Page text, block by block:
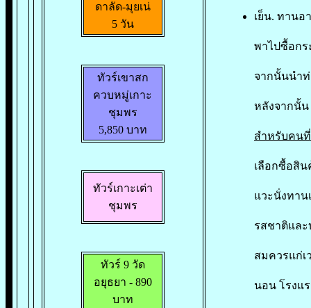
ดาลัด-มุยเน่
5 วัน
ทัวร์เขาสก
ควบหมู่เกาะ
ชุมพร
5,850 บาท
ทัวร์เกาะเต่า
ชุมพร
ทัวร์ 9 วัด
อยุธยา - 890
บาท
เย็น. ทานอ
พาไปซื้อกร
จากนั้นนำท่
หลังจากนั้
สำหรับคน
เลือกซื้อสิน
แวะนั่งทา
รสชาติและ
สมควรแก่
นอน โรงแ